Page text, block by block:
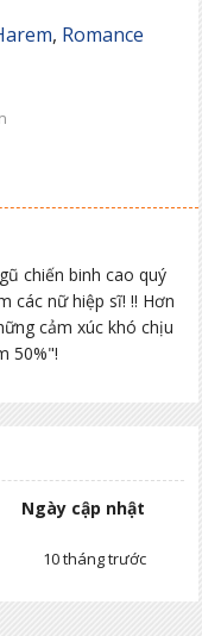
, Romance
chiến binh cao quý
các nữ hiệp sĩ! !! Hơn
cảm xúc khó chịu
50%"!
Ngày cập nhật
10 tháng trước